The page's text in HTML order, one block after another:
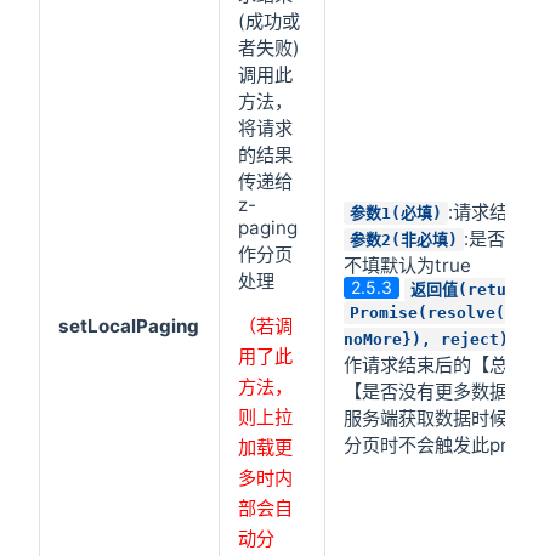
setLocalPaging
(成功或
者失败)
调用此
方法，
将请求
的结果
传递给
z-
paging
作分页
处理
（若调
用了此
方法，
则上拉
加载更
多时内
部会自
动分
参数1(必填) :请求结果
参数2(非必填) :是否请
不填默认为true
2.5.3 返回值(return)
noMore}), reject)
作请求结束后的【总列
【是否没有更多数据】
服务端获取数据时候触
分页时不会触发此